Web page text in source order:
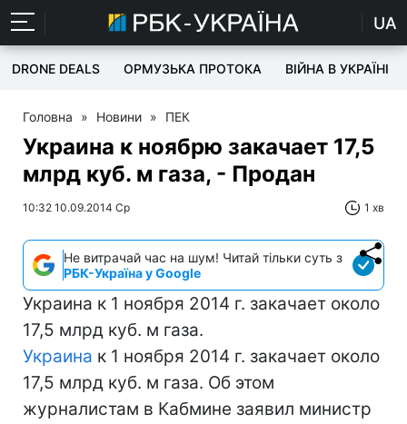
UA
DRONE DEALS ОРМУЗЬКА ПРОТОКА ВІЙНА В УКРАЇНІ
Головна » Новини » ПЕК
Украина к ноябрю закачает 17,5
млрд куб. м газа, - Продан
10:32 10.09.2014 Ср 1 хв
Не витрачай час на шум! Читай тільки суть з
РБК-Україна у Google
Украина к 1 ноября 2014 г. закачает около
17,5 млрд куб. м газа.
Украина к 1 ноября 2014 г. закачает около
17,5 млрд куб. м газа. Об этом
журналистам в Кабмине заявил министр